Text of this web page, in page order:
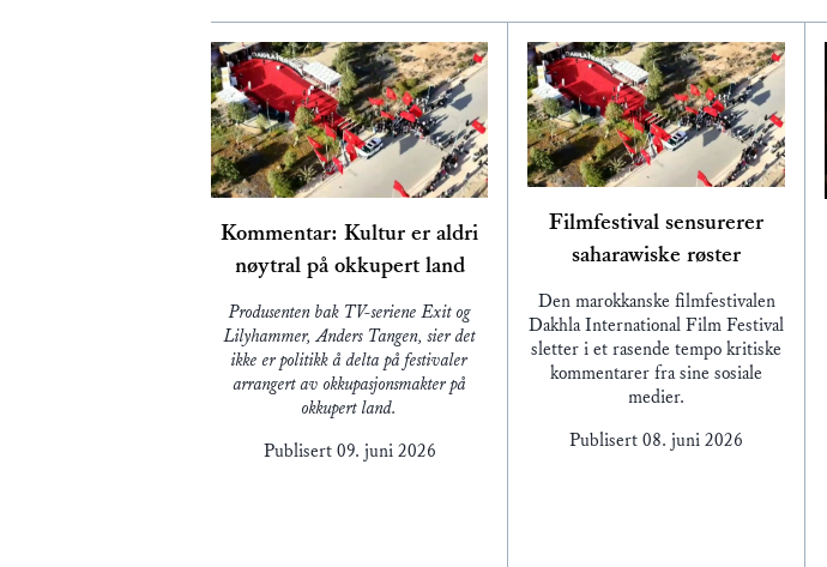
Kommentar: Kultur er aldri
nøytral på okkupert land
Produsenten bak TV-seriene Exit og
Lilyhammer, Anders Tangen, sier det
ikke er politikk å delta på festivaler
arrangert av okkupasjonsmakter på
okkupert land.
Publisert 09. juni 2026
Filmfestival sensurerer
saharawiske røster
Den marokkanske filmfestivalen
Dakhla International Film Festival
sletter i et rasende tempo kritiske
kommentarer fra sine sosiale
medier.
Publisert 08. juni 2026